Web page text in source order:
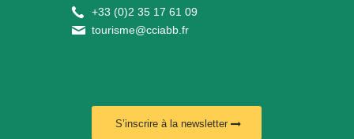
+33 (0)2 35 17 61 09
tourisme@cciabb.fr
S’inscrire à la newsletter